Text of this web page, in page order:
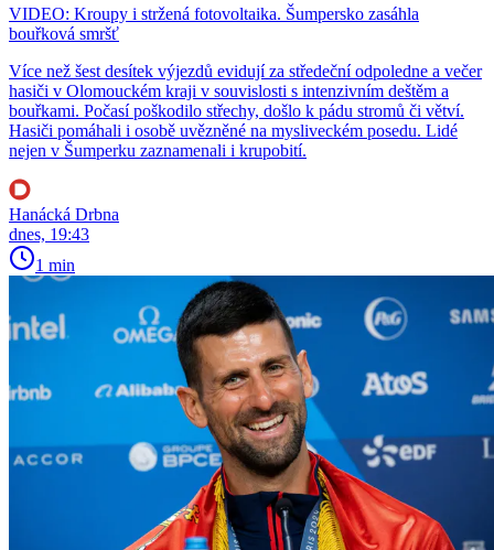
VIDEO: Kroupy i stržená fotovoltaika. Šumpersko zasáhla
bouřková smršť
Více než šest desítek výjezdů evidují za středeční odpoledne a večer
hasiči v Olomouckém kraji v souvislosti s intenzivním deštěm a
bouřkami. Počasí poškodilo střechy, došlo k pádu stromů či větví.
Hasiči pomáhali i osobě uvězněné na mysliveckém posedu. Lidé
nejen v Šumperku zaznamenali i krupobití.
Hanácká Drbna
dnes, 19:43
1 min